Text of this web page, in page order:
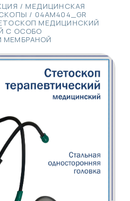
/МЕДИЦИНСКАЯ
/ 04AM404_GR
МЕДИЦИНСКИЙ
С ОСОБО
МЕМБРАНОЙ